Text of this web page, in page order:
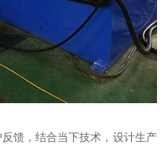
馈，结合当下技术，设计生产